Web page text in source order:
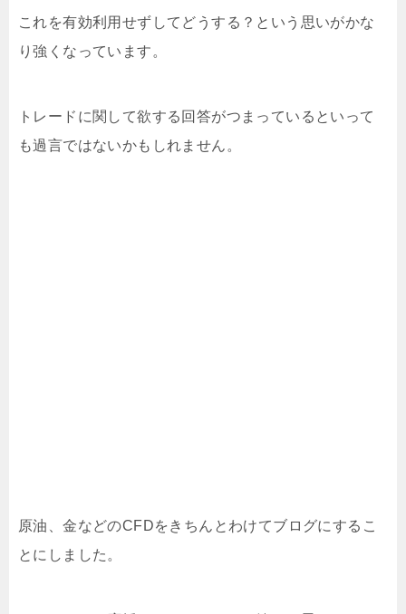
これを有効利用せずしてどうする？という思いがかな
り強くなっています。
トレードに関して欲する回答がつまっているといって
も過言ではないかもしれません。
原油、金などのCFDをきちんとわけてブログにするこ
とにしました。